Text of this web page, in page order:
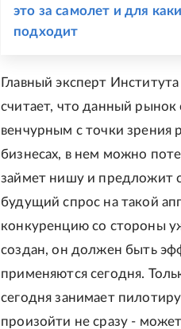
это за самолет и для
подходит
Главный эксперт
считает, что данный рынок
венчурным с точки зрения
бизнесах, в нем можно
займет нишу и предложит
будущий спрос на такой
конкуренцию со стороны
создан, он должен быть
применяются сегодня.
сегодня занимает
произойти не сразу -